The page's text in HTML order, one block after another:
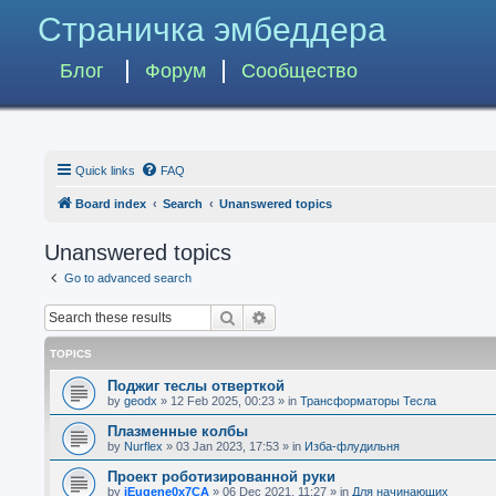
Страничка эмбеддера
Блог Форум Сообщество
Quick links FAQ
Board index Search Unanswered topics
Unanswered topics
Go to advanced search
Search
TOPICS
Поджиг теслы отверткой
by geodx » 12 Feb 2025, 00:23 » in Трансформаторы Тесла
Плазменные колбы
by Nurflex » 03 Jan 2023, 17:53 » in Изба-флудильня
Проект роботизированной руки
by iEugene0x7CA » 06 Dec 2021, 11:27 » in Для начинающих